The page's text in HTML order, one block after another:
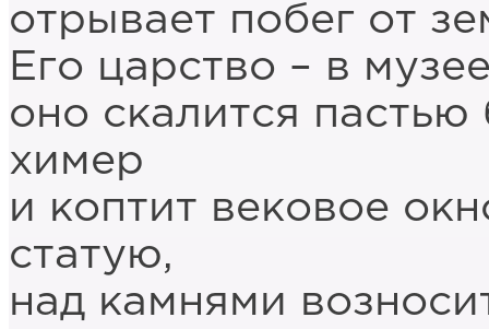
отрывает побег от
Его царство – в
оно скалится
химер
и коптит вековое
статую,
над камнями